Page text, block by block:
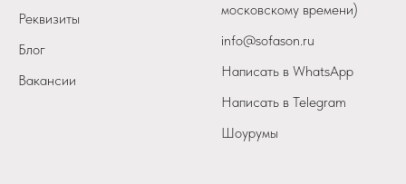
Реквизиты
Блог
Вакансии
московскому времени)
info@sofason.ru
Написать в WhatsApp
Написать в Telegram
Шоурумы